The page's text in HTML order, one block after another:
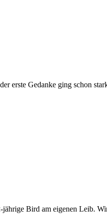
erste Gedanke ging schon
Bird am eigenen Leib.